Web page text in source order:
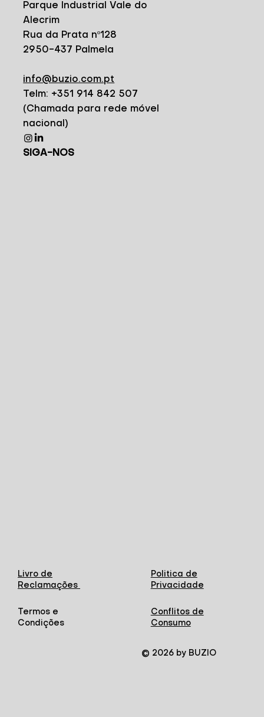
Parque Industrial Vale do
Alecrim
Rua da Prata nº128
2950-437 Palmela
info@buzio.com.pt
Telm: +351 914 842 507
(Chamada para rede móvel
nacional)
SIGA-NOS
Livro de
Reclamações
Politica de
Privacidade
Termos e
Condições
Conflitos de
Consumo
© 2026 by BUZIO